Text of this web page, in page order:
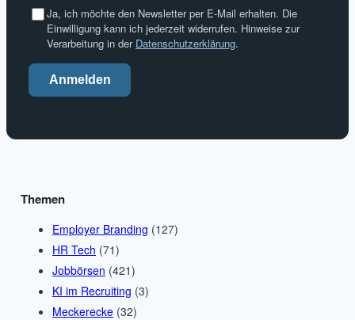
Ja, ich möchte den Newsletter per E-Mail erhalten. Die
Einwilligung kann ich jederzeit widerrufen. Hinweise zur
Verarbeitung in der Datenschutzerklärung.
Anmelden
Themen
Employer Branding (127)
HR Tech (71)
Jobbörsen (421)
KI im Recruiting (3)
Meckerecke (32)